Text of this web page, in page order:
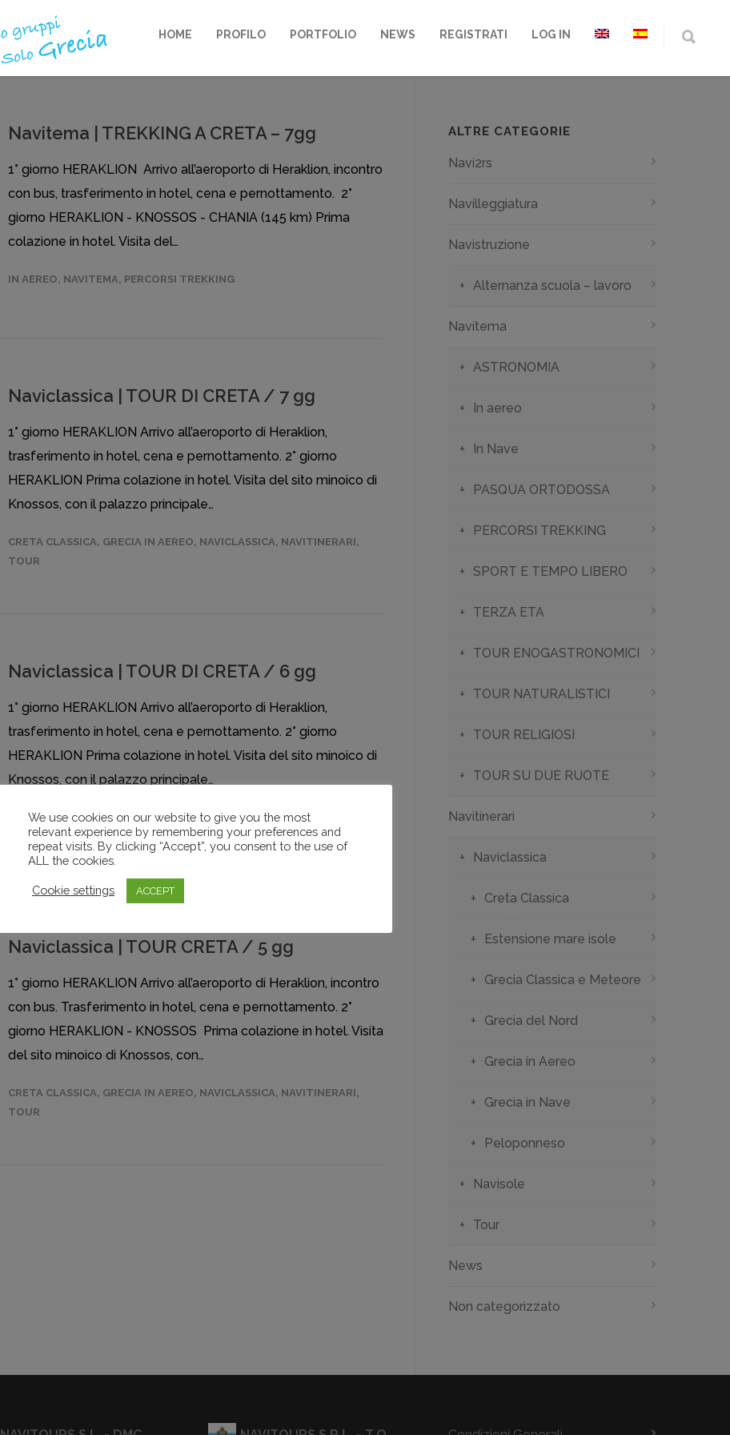
HOME PROFILO PORTFOLIO NEWS REGISTRATI LOG IN
Navitema | TREKKING A CRETA – 7gg
1° giorno HERAKLION Arrivo all’aeroporto di Heraklion, incontro
con bus, trasferimento in hotel, cena e pernottamento. 2°
giorno HERAKLION - KNOSSOS - CHANIA (145 km) Prima
colazione in hotel. Visita del…
IN AEREO, NAVITEMA, PERCORSI TREKKING
Naviclassica | TOUR DI CRETA / 7 gg
1° giorno HERAKLION Arrivo all’aeroporto di Heraklion,
trasferimento in hotel, cena e pernottamento. 2° giorno
HERAKLION Prima colazione in hotel. Visita del sito minoico di
Knossos, con il palazzo principale…
CRETA CLASSICA, GRECIA IN AEREO, NAVICLASSICA, NAVITINERARI,
TOUR
Naviclassica | TOUR DI CRETA / 6 gg
1° giorno HERAKLION Arrivo all’aeroporto di Heraklion,
trasferimento in hotel, cena e pernottamento. 2° giorno
HERAKLION Prima colazione in hotel. Visita del sito minoico di
Knossos, con il palazzo principale…
CRETA CLASSICA,GRECIA IN AEREO, NAVICLASSICA, NAVITINERARI
TOUR
Naviclassica | TOUR CRETA / 5 gg
1° giorno HERAKLION Arrivo all’aeroporto di Heraklion, incontro
con bus. Trasferimento in hotel, cena e pernottamento. 2°
giorno HERAKLION - KNOSSOS Prima colazione in hotel. Visita
del sito minoico di Knossos, con…
CRETA CLASSICA, GRECIA IN AEREO, NAVICLASSICA, NAVITINERARI,
TOUR
ALTRE CATEGORIE
Navi2rs
Navilleggiatura
Navistruzione
Alternanza scuola – lavoro
Navitema
ASTRONOMIA
In aereo
In Nave
PASQUA ORTODOSSA
PERCORSI TREKKING
SPORT E TEMPO LIBERO
TERZA ETA
TOUR ENOGASTRONOMICI
TOUR NATURALISTICI
TOUR RELIGIOSI
TOUR SU DUE RUOTE
Navitinerari
Naviclassica
Creta Classica
Estensione mare isole
Grecia Classica e Meteore
Grecia del Nord
Grecia in Aereo
Grecia in Nave
Peloponneso
Navisole
Tour
News
Non categorizzato
We use cookies on our website to give you the most
relevant experience by remembering your preferences and
repeat visits. By clicking “Accept”, you consent to the use of
ALL the cookies.
Cookie settings ACCEPT